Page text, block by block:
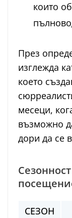
които
През
изглежда
което
месеци,
възможно
дори да се
СЕЗОН